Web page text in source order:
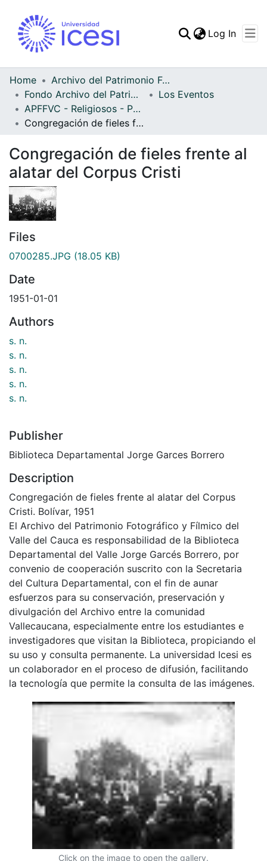
Statistics
Log In
Home
Archivo del Patrimonio Fotográfico y Fílmico del Valle del Cauca
Fondo Archivo del Patrimonio Fotográfico y Fílmico del Valle del Cauca
Los Eventos
APFFVC - Religiosos - Patrimonial
Congregación de fieles frente al alatar del Corpus Cristi
Congregación de fieles frente al
alatar del Corpus Cristi
Files
0700285.JPG (18.05 KB)
Date
1951-01-01
Authors
s. n.
s. n.
s. n.
s. n.
s. n.
Publisher
Biblioteca Departamental Jorge Garces Borrero
Description
Congregación de fieles frente al alatar del Corpus
Cristi. Bolívar, 1951
El Archivo del Patrimonio Fotográfico y Fílmico del
Valle del Cauca es responsabilidad de la Biblioteca
Departamental del Valle Jorge Garcés Borrero, por
convenio de cooperación suscrito con la Secretaria
del Cultura Departamental, con el fin de aunar
esfuerzos para su conservación, preservación y
divulgación del Archivo entre la comunidad
Vallecaucana, especialmente entre los estudiantes e
investigadores que visitan la Biblioteca, propiciando el
su uso y consulta permanente. La universidad Icesi es
un colaborador en el proceso de difusión, facilitando
la tecnología que permite la consulta de las imágenes.
Click on the image to open the gallery.